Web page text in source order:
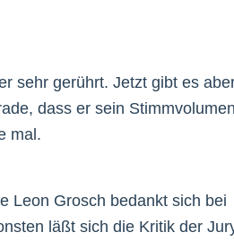
sehr gerührt. Jetzt gibt es
dass er sein Stimmvolumen
mal.
Leon Grosch bedankt sich bei
läßt sich die Kritik der